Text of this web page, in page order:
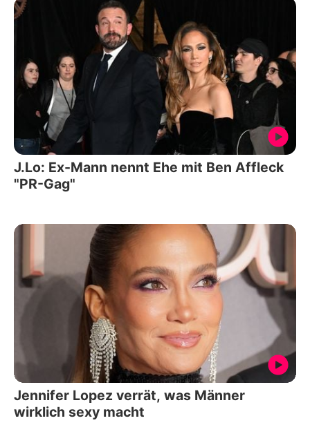
J.Lo: Ex-Mann nennt Ehe mit Ben Affleck
"PR-Gag"
Jennifer Lopez verrät, was Männer
wirklich sexy macht